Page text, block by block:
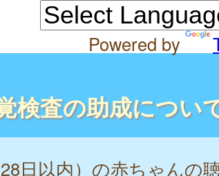
Powered by
検査の助成につい
日以内）の赤ちゃんの